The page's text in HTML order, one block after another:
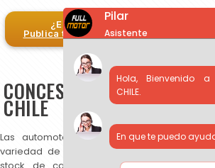
¿Eres automotora?
Publica tus autos en FullMotor
CONCESIONARIOS DE
CHILE
Las automotoras publicadas en
variedad de autos usados, SUV y
Pilar
Asistente
Hola, Bienvenido a
CHILE.
En que te puedo